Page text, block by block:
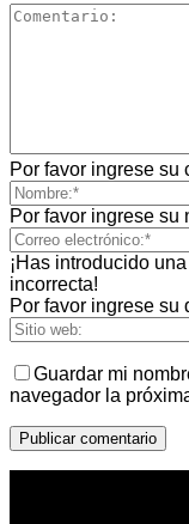
Por favor ingrese su
Por favor ingrese su
¡Has introducido
incorrecta!
Por favor ingrese su
Guardar mi
navegador la